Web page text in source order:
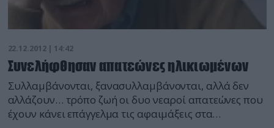
22.12.2012 | 14:42
Συνελήφθησαν απατεώνες ηλικιωμένων
Συλλαμβάνονται, ξανασυλλαμβάνονται, αλλά δεν
αλλάζουν… τρόπο ζωή οι δυο νεαροί απατεώνες που
έχουν κάνει επάγγελμα τις αφαιμάξεις στα